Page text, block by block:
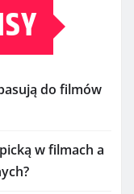
do filmów
w filmach a